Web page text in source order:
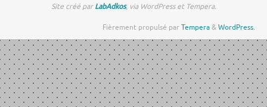
Site créé parLabAdkos, via WordPress et Tempera.
Fièrement propulsé parTempera&WordPress.